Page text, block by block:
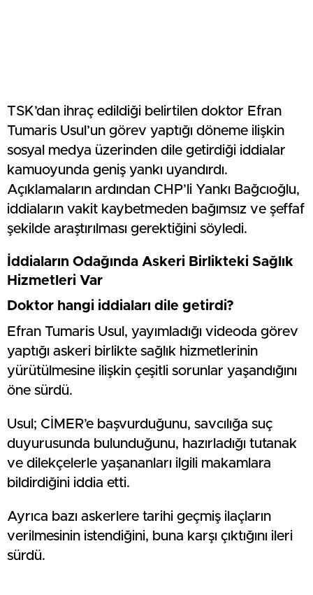
TSK’dan ihraç edildiği belirtilen doktor Efran
Tumaris Usul’un görev yaptığı döneme ilişkin
sosyal medya üzerinden dile getirdiği iddialar
kamuoyunda geniş yankı uyandırdı.
Açıklamaların ardından CHP’li Yankı Bağcıoğlu,
iddiaların vakit kaybetmeden bağımsız ve şeffaf
şekilde araştırılması gerektiğini söyledi.
İddiaların Odağında Askeri Birlikteki Sağlık
Hizmetleri Var
Doktor hangi iddiaları dile getirdi?
Efran Tumaris Usul, yayımladığı videoda görev
yaptığı askeri birlikte sağlık hizmetlerinin
yürütülmesine ilişkin çeşitli sorunlar yaşandığını
öne sürdü.
Usul; CİMER’e başvurduğunu, savcılığa suç
duyurusunda bulunduğunu, hazırladığı tutanak
ve dilekçelerle yaşananları ilgili makamlara
bildirdiğini iddia etti.
Ayrıca bazı askerlere tarihi geçmiş ilaçların
verilmesinin istendiğini, buna karşı çıktığını ileri
sürdü.